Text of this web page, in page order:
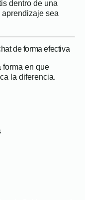
dentro de una
sea
de forma efectiva
forma en que
la diferencia.